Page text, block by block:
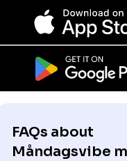
FAQs about
Måndagsvibe